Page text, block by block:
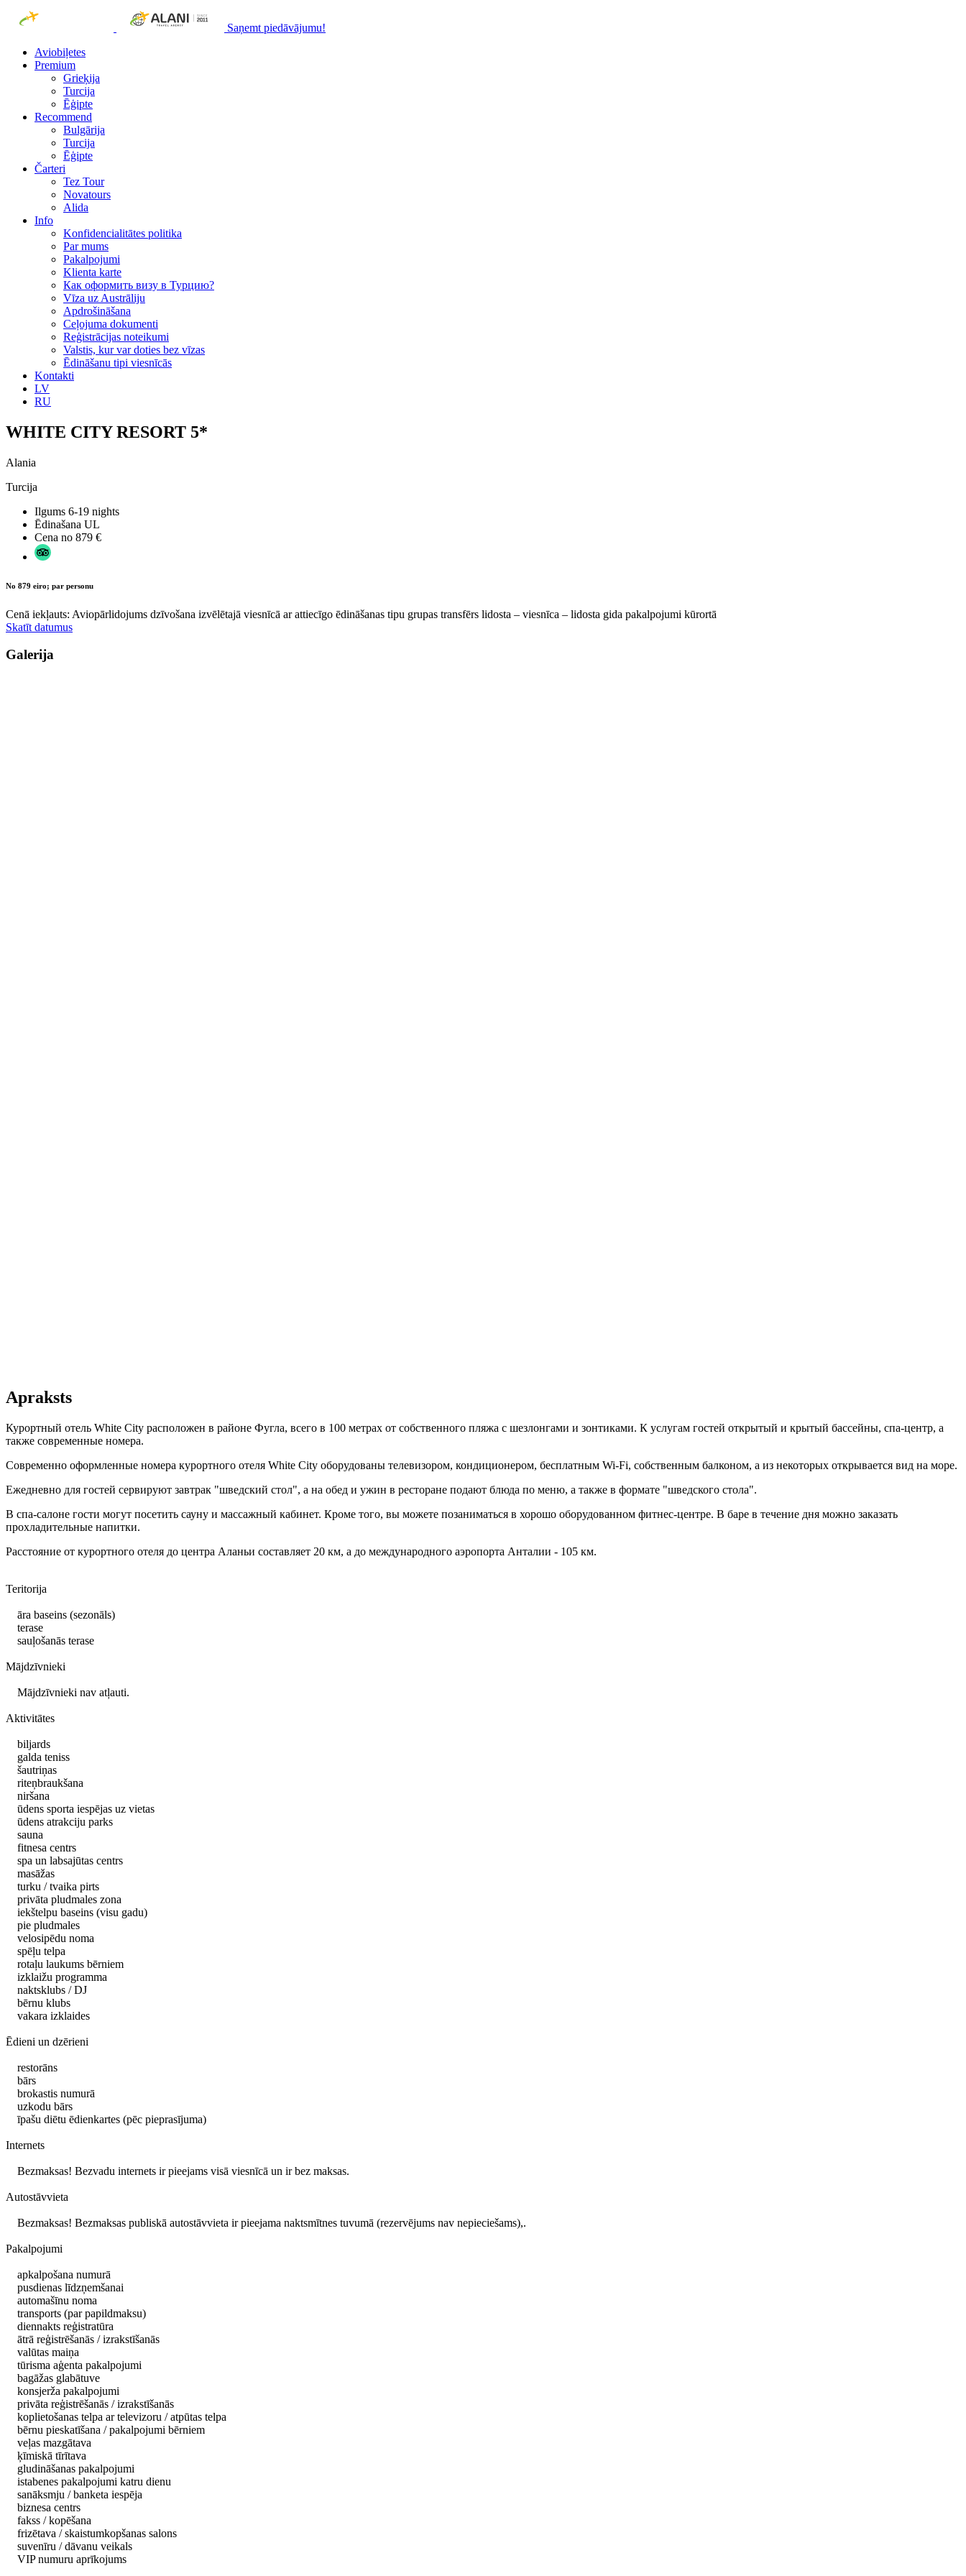
Saņemt piedāvājumu!
Aviobiļetes
Premium
Grieķija
Turcija
Ēģipte
Recommend
Bulgārija
Turcija
Ēģipte
Čarteri
Tez Tour
Novatours
Alida
Info
Konfidencialitātes politika
Par mums
Рakalpojumi
Klienta karte
Как оформить визу в Турцию?
Vīza uz Austrāliju
Apdrošināšana
Ceļojuma dokumenti
Reģistrācijas noteikumi
Valstis, kur var doties bez vīzas
Ēdināšanu tipi viesnīcās
Kontakti
LV
RU
WHITE CITY RESORT 5*
Alania
Turcija
Ilgums 6-19 nights
Ēdinašana UL
Cena no 879 €
No 879 eiro; par personu
Cenā iekļauts: Aviopārlidojums dzīvošana izvēlētajā viesnīcā ar attiecīgo ēdināšanas tipu grupas transfērs lidosta – viesnīca – lidosta gida pakalpojumi kūrortā
Skatīt datumus
Galerija
Apraksts
Курортный отель White City расположен в районе Фугла, всего в 100 метрах от собственного пляжа с шезлонгами и зонтиками. К услугам гостей открытый и крытый бассейны, спа-центр, а
также современные номера.
Современно оформленные номера курортного отеля White City оборудованы телевизором, кондиционером, бесплатным Wi-Fi, собственным балконом, а из некоторых открывается вид на море.
Ежедневно для гостей сервируют завтрак "шведский стол", а на обед и ужин в ресторане подают блюда по меню, а также в формате "шведского стола".
В спа-салоне гости могут посетить сауну и массажный кабинет. Кроме того, вы можете позаниматься в хорошо оборудованном фитнес-центре. В баре в течение дня можно заказать
прохладительные напитки.
Расстояние от курортного отеля до центра Аланьи составляет 20 км, а до международного аэропорта Анталии - 105 км.
Teritorija
āra baseins (sezonāls)
terase
sauļošanās terase
Mājdzīvnieki
Mājdzīvnieki nav atļauti.
Aktivitātes
biljards
galda teniss
šautriņas
riteņbraukšana
niršana
ūdens sporta iespējas uz vietas
ūdens atrakciju parks
sauna
fitnesa centrs
spa un labsajūtas centrs
masāžas
turku / tvaika pirts
privāta pludmales zona
iekštelpu baseins (visu gadu)
pie pludmales
velosipēdu noma
spēļu telpa
rotaļu laukums bērniem
izklaižu programma
naktsklubs / DJ
bērnu klubs
vakara izklaides
Ēdieni un dzērieni
restorāns
bārs
brokastis numurā
uzkodu bārs
īpašu diētu ēdienkartes (pēc pieprasījuma)
Internets
Bezmaksas! Bezvadu internets ir pieejams visā viesnīcā un ir bez maksas.
Autostāvvieta
Bezmaksas! Bezmaksas publiskā autostāvvieta ir pieejama naktsmītnes tuvumā (rezervējums nav nepieciešams),.
Pakalpojumi
apkalpošana numurā
pusdienas līdzņemšanai
automašīnu noma
transports (par papildmaksu)
diennakts reģistratūra
ātrā reģistrēšanās / izrakstīšanās
valūtas maiņa
tūrisma aģenta pakalpojumi
bagāžas glabātuve
konsjerža pakalpojumi
privāta reģistrēšanās / izrakstīšanās
koplietošanas telpa ar televizoru / atpūtas telpa
bērnu pieskatīšana / pakalpojumi bērniem
veļas mazgātava
ķīmiskā tīrītava
gludināšanas pakalpojumi
istabenes pakalpojumi katru dienu
sanāksmju / banketa iespēja
biznesa centrs
fakss / kopēšana
frizētava / skaistumkopšanas salons
suvenīru / dāvanu veikals
VIP numuru aprīkojums